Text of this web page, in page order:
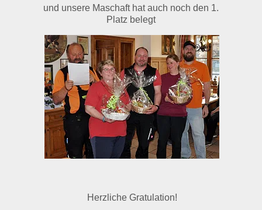
und unsere Maschaft hat auch noch den 1.
Platz belegt
Herzliche Gratulation!